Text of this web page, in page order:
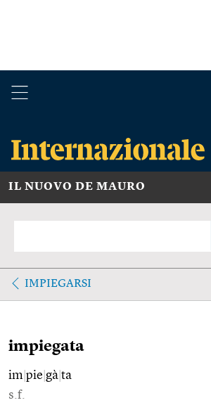
IL NUOVO DE MAURO
IMPIEGARSI
impiegata
im pie gà ta
s.f.